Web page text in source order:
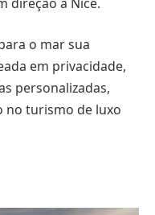
o mar sua
em privacidade,
personalizadas,
no turismo de luxo